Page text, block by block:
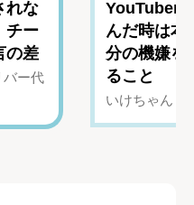
れな
チー
の差
バー代
YouTuber
んだ時は
分の機嫌を
ること
いけちゃん（